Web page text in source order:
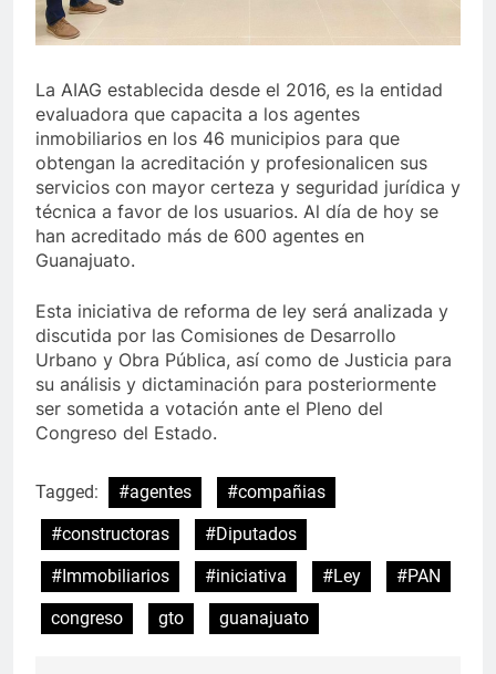
La AIAG establecida desde el 2016, es la entidad
evaluadora que capacita a los agentes
inmobiliarios en los 46 municipios para que
obtengan la acreditación y profesionalicen sus
servicios con mayor certeza y seguridad jurídica y
técnica a favor de los usuarios. Al día de hoy se
han acreditado más de 600 agentes en
Guanajuato.
Esta iniciativa de reforma de ley será analizada y
discutida por las Comisiones de Desarrollo
Urbano y Obra Pública, así como de Justicia para
su análisis y dictaminación para posteriormente
ser sometida a votación ante el Pleno del
Congreso del Estado.
Tagged: #agentes
#compañias
#constructoras
#Diputados
#Immobiliarios
#iniciativa #Ley
#PAN
congreso
gto guanajuato